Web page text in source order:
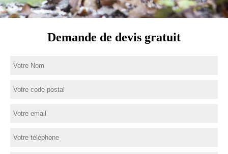
Demande de devis gratuit